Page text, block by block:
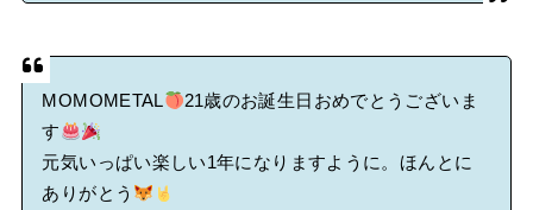
MOMOMETAL
21歳のお誕生日おめでとうございま
す
元気いっぱい楽しい1年になりますように。ほんとに
ありがとう